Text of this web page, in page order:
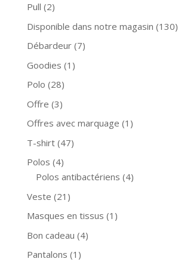
Pull (2)
Disponible dans notre magasin (130)
Débardeur (7)
Goodies (1)
Polo (28)
Offre (3)
Offres avec marquage (1)
T-shirt (47)
Polos (4)
Polos antibactériens (4)
Veste (21)
Masques en tissus (1)
Bon cadeau (4)
Pantalons (1)